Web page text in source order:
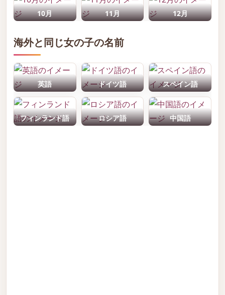
10月 11月 12月
海外と同じ女の子の名前
英語 ドイツ語 スペイン語
フィンランド語 ロシア語 中国語